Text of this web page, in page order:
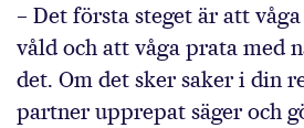
– Det första steget är att
våld och att våga prata med
det. Om det sker saker i din
partner upprepat säger och